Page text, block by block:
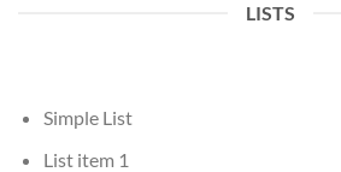
LISTS
Simple List
List item 1